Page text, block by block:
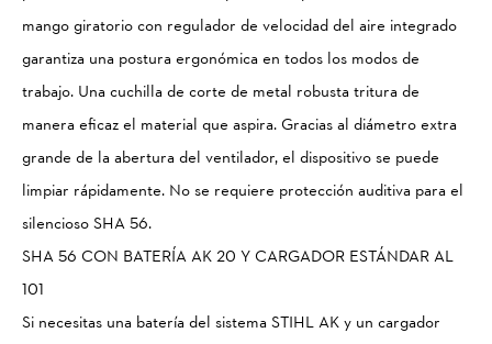
mango giratorio con regulador de velocidad del aire integrado
garantiza una postura ergonómica en todos los modos de
trabajo. Una cuchilla de corte de metal robusta tritura de
manera eficaz el material que aspira. Gracias al diámetro extra
grande de la abertura del ventilador, el dispositivo se puede
limpiar rápidamente. No se requiere protección auditiva para el
silencioso SHA 56.
SHA 56 CON BATERÍA AK 20 Y CARGADOR ESTÁNDAR AL
101
Si necesitas una batería del sistema STIHL AK y un cargador